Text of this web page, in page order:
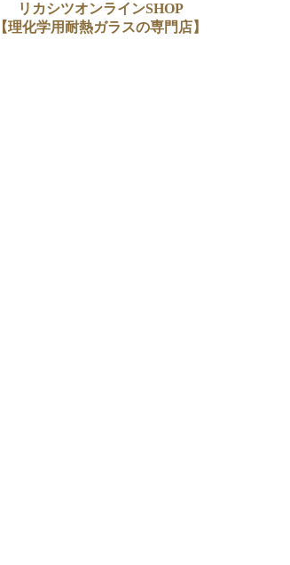
リカシツオンラインSHOP
【理化学用耐熱ガラスの専門店】